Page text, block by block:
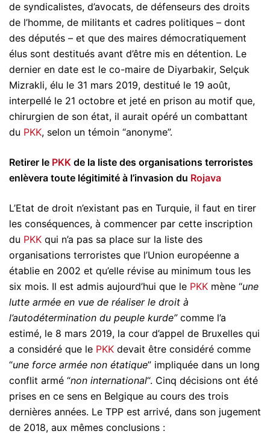
de syndicalistes, d’avocats, de défenseurs des droits
de l’homme, de militants et cadres politiques – dont
des députés – et que des maires démocratiquement
élus sont destitués avant d’être mis en détention. Le
dernier en date est le co-maire de Diyarbakir, Selçuk
Mizrakli, élu le 31 mars 2019, destitué le 19 août,
interpellé le 21 octobre et jeté en prison au motif que,
chirurgien de son état, il aurait opéré un combattant
du PKK, selon un témoin “anonyme”.
Retirer le PKK de la liste des organisations terroristes
enlèvera toute légitimité à l’invasion du Rojava
L’Etat de droit n’existant pas en Turquie, il faut en tirer
les conséquences, à commencer par cette inscription
du PKK qui n’a pas sa place sur la liste des
organisations terroristes que l’Union européenne a
établie en 2002 et qu’elle révise au minimum tous les
six mois. Il est admis aujourd’hui que le PKK mène “une
lutte armée en vue de réaliser le droit à
l’autodétermination du peuple kurde” comme l’a
estimé, le 8 mars 2019, la cour d’appel de Bruxelles qui
a considéré que le PKK devait être considéré comme
“une force armée non étatique” impliquée dans un long
conflit armé “non international“. Cinq décisions ont été
prises en ce sens en Belgique au cours des trois
dernières années. Le TPP est arrivé, dans son jugement
de 2018, aux mêmes conclusions :